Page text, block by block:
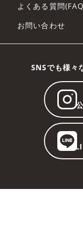
よくある質問
お問い合わせ
SNSでも様々